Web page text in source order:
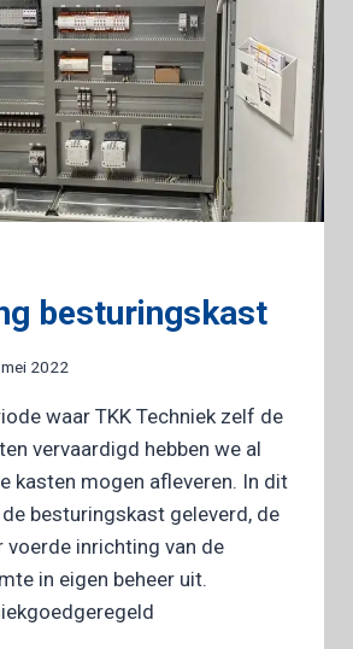
besturingskast
2022
waar TKK Techniek zelf de
vervaardigd hebben we al
kasten mogen afleveren. In dit
besturingskast geleverd, de
voerde inrichting van de
in eigen beheer uit.